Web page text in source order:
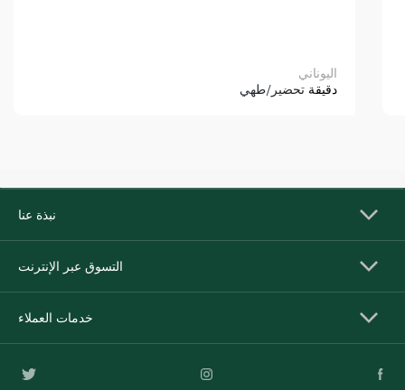
اليوناني
دقيقة تحضير/طهي
نبذة عنا
التسوق عبر الإنترنت
خدمات العملاء